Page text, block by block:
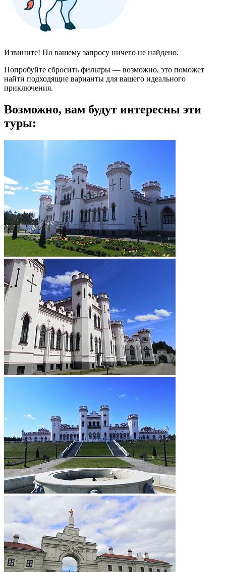
Извините! По вашему запросу ничего не найдено.
Попробуйте сбросить фильтры — возможно, это поможет
найти подходящие варианты для вашего идеального
приключения.
Возможно, вам будут интересны эти
туры: